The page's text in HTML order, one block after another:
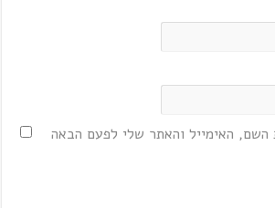
השם, האימייל והאתר שלי לפעם הבאה